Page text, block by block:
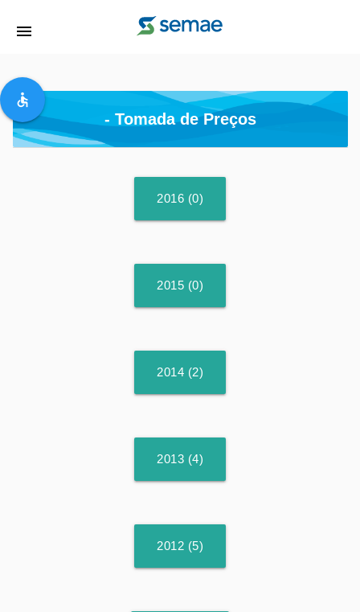
menu
accessible
- Tomada de Preços
2016 (0)
2015 (0)
2014 (2)
2013 (4)
2012 (5)